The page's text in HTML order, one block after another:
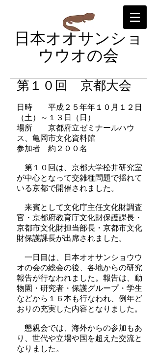
日本オオサンショ
ウウオの会
第１０回 京都大会
日時 平成２５年年１０月１２日
（土）～１３日（日）
場所 京都府立ゼミナールハウ
ス、亀岡市文化資料館
参加者 約２００名
第１０回は、京都大学松井研究室
が中心となって交雑種問題で揺れて
いる京都で開催されました。
来賓として文化庁主任文化財調査
官・京都府教育庁文化財保護課長・
京都市文化財担当部長・京都市文化
財保護課長が出席されました。
一日目は、日本オオサンショウウ
オの会の総会の後、各地からの研究
報告が行なわれました。報告は、動
物園・研究者・保護グループ・学生
などから１６本も行なわれ、例年ど
おりの充実した内容となりました。
懇親会では、海外からの参加もあ
り、世代や立場や国を超えた交流と
なりました。